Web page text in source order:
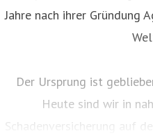
Jahre nach ihrer Gründung
Der Ursprung ist
Heute sind wir in
Schadenversicherung auf